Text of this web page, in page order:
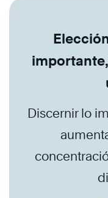
Discernir lo